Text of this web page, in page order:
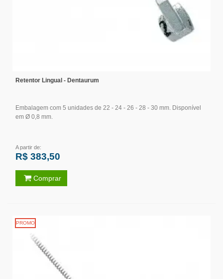
Retentor Lingual - Dentaurum
Embalagem com 5 unidades de 22 - 24 - 26 - 28 - 30 mm. Disponível
em Ø 0,8 mm.
A partir de:
R$ 383,50
Comprar
PROMO